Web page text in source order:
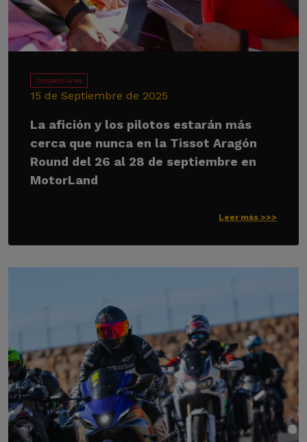
Competiciones
15 de Septiembre de 2025
La afición y los pilotos estarán más
cerca que nunca en la Tissot Aragón
Round del 26 al 28 de septiembre en
MotorLand
Leer más >>>